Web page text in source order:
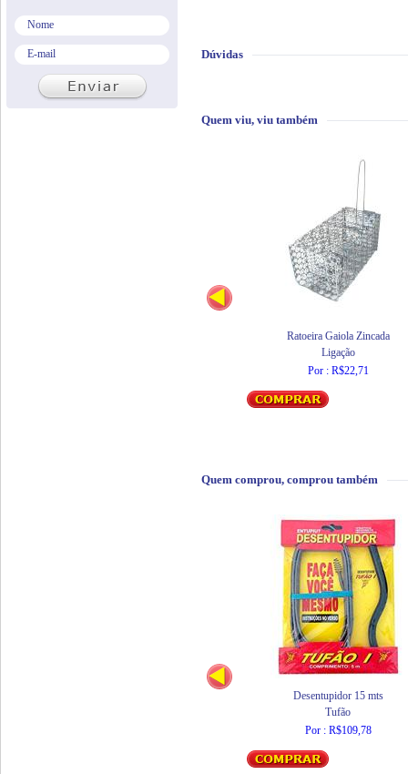
Dúvidas
Quem viu, viu também
Ratoeira Gaiola Zincada
Ligação
Por : R$22,71
Quem comprou, comprou também
Desentupidor 15 mts
Tufão
Por : R$109,78